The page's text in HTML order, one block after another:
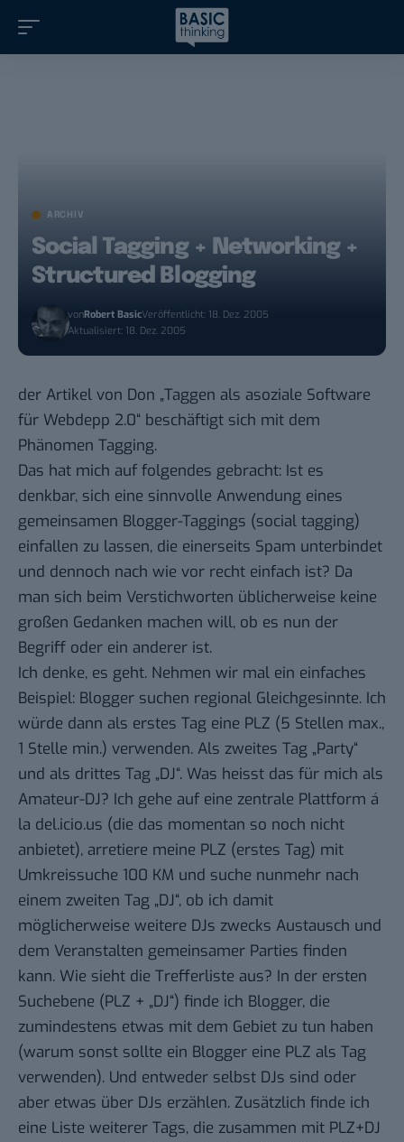
ARCHIV
Social Tagging + Networking +
Structured Blogging
vonRobert BasicVeröffentlicht: 18. Dez. 2005
Aktualisiert: 18. Dez. 2005
der Artikel von Don „Taggen als asoziale Software
für Webdepp 2.0“ beschäftigt sich mit dem
Phänomen Tagging.
Das hat mich auf folgendes gebracht: Ist es
denkbar, sich eine sinnvolle Anwendung eines
gemeinsamen Blogger-Taggings (social tagging)
einfallen zu lassen, die einerseits Spam unterbindet
und dennoch nach wie vor recht einfach ist? Da
man sich beim Verstichworten üblicherweise keine
großen Gedanken machen will, ob es nun der
Begriff oder ein anderer ist.
Ich denke, es geht. Nehmen wir mal ein einfaches
Beispiel: Blogger suchen regional Gleichgesinnte. Ich
würde dann als erstes Tag eine PLZ (5 Stellen max.,
1 Stelle min.) verwenden. Als zweites Tag „Party“
und als drittes Tag „DJ“. Was heisst das für mich als
Amateur-DJ? Ich gehe auf eine zentrale Plattform á
la del.icio.us (die das momentan so noch nicht
anbietet), arretiere meine PLZ (erstes Tag) mit
Umkreissuche 100 KM und suche nunmehr nach
einem zweiten Tag „DJ“, ob ich damit
möglicherweise weitere DJs zwecks Austausch und
dem Veranstalten gemeinsamer Parties finden
kann. Wie sieht die Trefferliste aus? In der ersten
Suchebene (PLZ + „DJ“) finde ich Blogger, die
zumindestens etwas mit dem Gebiet zu tun haben
(warum sonst sollte ein Blogger eine PLZ als Tag
verwenden). Und entweder selbst DJs sind oder
aber etwas über DJs erzählen. Zusätzlich finde ich
eine Liste weiterer Tags, die zusammen mit PLZ+DJ